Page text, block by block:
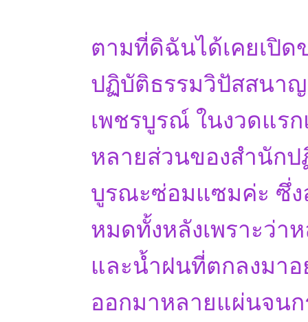
ตามที่ดิฉันได้เคยเปิ
ปฏิบัติธรรมวิปัสสนา
เพชรบูรณ์ ในงวดแร
หลายส่วนของสำนัก
บูรณะซ่อมแซมค่ะ ซึ่ง
หมดทั้งหลังเพราะว่า
และน้ำฝนที่ตกลงมาอ
ออกมาหลายแผ่นจนก